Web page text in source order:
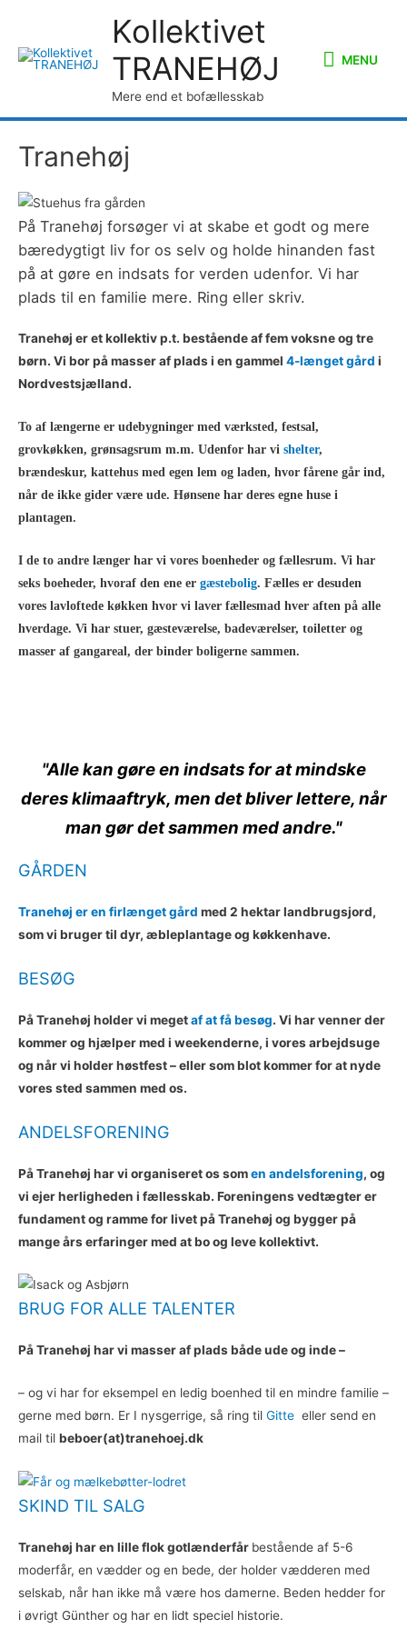
Kollektivet
TRANEHØJ
Mere end et bofællesskab
MENU
MENU
Tranehøj
På Tranehøj forsøger vi at skabe et godt og mere
bæredygtigt liv for os selv og holde hinanden fast
på at gøre en indsats for verden udenfor. Vi har
plads til en familie mere. Ring eller skriv.
Tranehøj er et kollektiv p.t. bestående af fem voksne og tre
børn. Vi bor på masser af plads i en gammel 4-længet gård i
Nordvestsjælland.
To af længerne er udebygninger med værksted, festsal,
grovkøkken, grønsagsrum m.m. Udenfor har vi shelter,
brændeskur, kattehus med egen lem og laden, hvor fårene går ind,
når de ikke gider være ude. Hønsene har deres egne huse i
plantagen.
I de to andre længer har vi vores boenheder og fællesrum. Vi har
seks boeheder, hvoraf den ene er gæstebolig. Fælles er desuden
vores lavloftede køkken hvor vi laver fællesmad hver aften på alle
hverdage. Vi har stuer, gæsteværelse, badeværelser, toiletter og
masser af gangareal, der binder boligerne sammen.
"Alle kan gøre en indsats for at mindske
deres klimaaftryk, men det bliver lettere, når
man gør det sammen med andre."
GÅRDEN
Tranehøj er en firlænget gård med 2 hektar landbrugsjord,
som vi bruger til dyr, æbleplantage og køkkenhave.
BESØG
På Tranehøj holder vi megetaf at få besøg. Vi har venner der
kommer og hjælper med i weekenderne, i vores arbejdsuge
og når vi holder høstfest – eller som blot kommer for at nyde
vores sted sammen med os.
ANDELSFORENING
På Tranehøj har vi organiseret os somen andelsforening, og
vi ejer herligheden i fællesskab. Foreningens vedtægter er
fundament og ramme for livet på Tranehøj og bygger på
mange års erfaringer med at bo og leve kollektivt.
BRUG FOR ALLE TALENTER
På Tranehøj har vi masser af plads både ude og inde –
– og vi har for eksempel en ledig boenhed til en mindre familie –
gerne med børn. Er I nysgerrige, så ring til Gitte eller send en
mail til beboer(at)tranehoej.dk
SKIND TIL SALG​
Tranehøj har en lille flok gotlænderfår bestående af 5-6
moderfår, en vædder og en bede, der holder vædderen med
selskab, når han ikke må være hos damerne. Beden hedder for
i øvrigt Günther og har en lidt speciel historie.